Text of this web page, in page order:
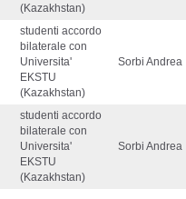
(Kazakhstan)
studenti accordo
bilaterale con
Universita'
EKSTU
(Kazakhstan)
Sorbi Andrea
studenti accordo
bilaterale con
Universita'
EKSTU
(Kazakhstan)
Sorbi Andrea